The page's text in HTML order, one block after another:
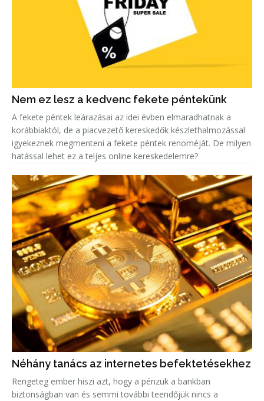
Nem ez lesz a kedvenc fekete péntekünk
A fekete péntek leárazásai az idei évben elmaradhatnak a
korábbiaktól, de a piacvezető kereskedők készlethalmozással
igyekeznek megmenteni a fekete péntek renoméját. De milyen
hatással lehet ez a teljes online kereskedelemre?
Néhány tanács az internetes befektetésekhez
Rengeteg ember hiszi azt, hogy a pénzük a bankban
biztonságban van és semmi további teendőjük nincs a